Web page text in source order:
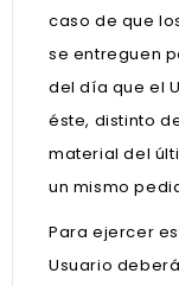
caso de que
se entreguen
del día que el
éste, distinto
material del
un mismo
Para ejercer
Usuario deberá